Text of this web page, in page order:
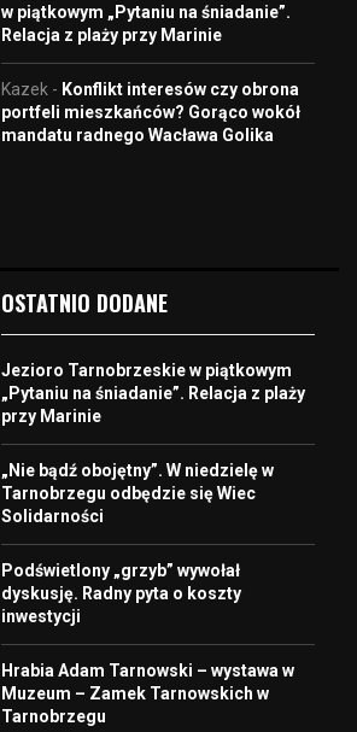
w piątkowym „Pytaniu na śniadanie”.
Relacja z plaży przy Marinie
Kazek - Konflikt interesów czy obrona
portfeli mieszkańców? Gorąco wokół
mandatu radnego Wacława Golika
OSTATNIO DODANE
Jezioro Tarnobrzeskie w piątkowym
„Pytaniu na śniadanie”. Relacja z plaży
przy Marinie
„Nie bądź obojętny”. W niedzielę w
Tarnobrzegu odbędzie się Wiec
Solidarności
Podświetlony „grzyb” wywołał
dyskusję. Radny pyta o koszty
inwestycji
Hrabia Adam Tarnowski – wystawa w
Muzeum – Zamek Tarnowskich w
Tarnobrzegu